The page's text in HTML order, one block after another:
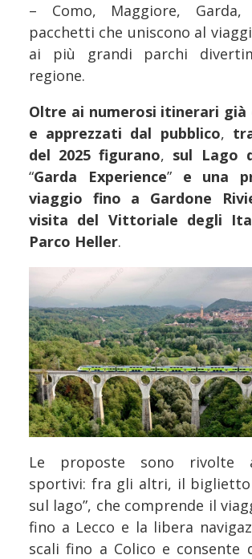
– Como, Maggiore,
pacchetti che uniscono al
ai più grandi parchi
regione.
Oltre ai numerosi itinerari già
e apprezzati dal pubblico,
del 2025 figurano, sul Lago
“Garda Experience” e una
viaggio fino a Gardone
visita del Vittoriale degli
Parco Heller.
Le proposte sono rivolte
sportivi: fra gli altri, il biglietto
sul lago”, che comprende il
fino a Lecco e la libera
scali fino a Colico e consente